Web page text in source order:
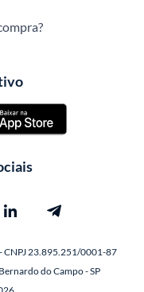
CNPJ 23.895.251/0001-87
do Campo - SP